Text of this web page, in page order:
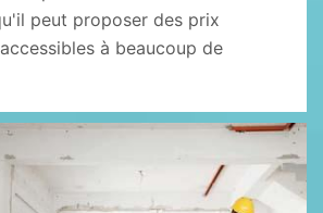
peut proposer des prix
à beaucoup de